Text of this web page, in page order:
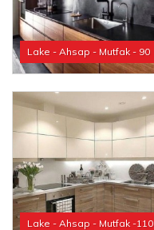
Lake - Ahsap - Mutfak - 90
Lake - Ahsap - Mutfak -110